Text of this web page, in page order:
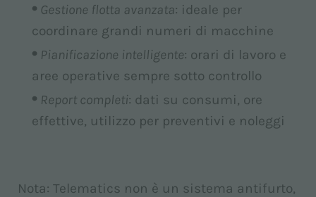
Gestione flotta avanzata: ideale per
coordinare grandi numeri di macchine
Pianificazione intelligente: orari di lavoro e
aree operative sempre sotto controllo
Report completi: dati su consumi, ore
effettive, utilizzo per preventivi e noleggi
Nota: Telematics non è un sistema antifurto,